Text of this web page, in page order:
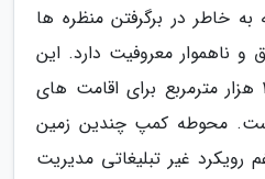
خاطر در برگرفتن منظره ها
ناهموار معروفیت دارد. این
کمپ با مساحت حدود 30 هزار مترمربع برای اقامت های
محوطه کمپ چندین زمین
رویکرد غیر تبلیغاتی مدیریت